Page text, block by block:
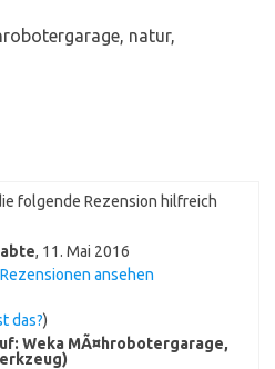
natur,
folgende Rezension hilfreich
, 11. Mai 2016
ansehen
das?)
Weka MÃ¤hrobotergarage,